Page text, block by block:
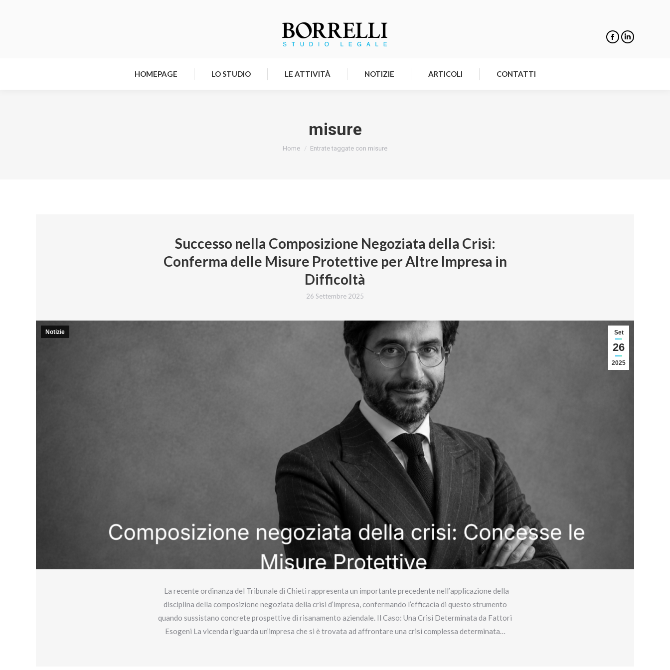
HOMEPAGE LO STUDIO LE ATTIVITÀ NOTIZIE ARTICOLI CONTATTI
misure
Tu sei qui:
Home Entrate taggate con misure
Successo nella Composizione Negoziata della Crisi:
Conferma delle Misure Protettive per Altre Impresa in
Difficoltà
26 Settembre 2025
Set
26
2025
Notizie
La recente ordinanza del Tribunale di Chieti rappresenta un importante precedente nell’applicazione della
disciplina della composizione negoziata della crisi d’impresa, confermando l’efficacia di questo strumento
quando sussistano concrete prospettive di risanamento aziendale. Il Caso: Una Crisi Determinata da Fattori
Esogeni La vicenda riguarda un’impresa che si è trovata ad affrontare una crisi complessa determinata…
LO STUDIO LE ATTIVITÀ